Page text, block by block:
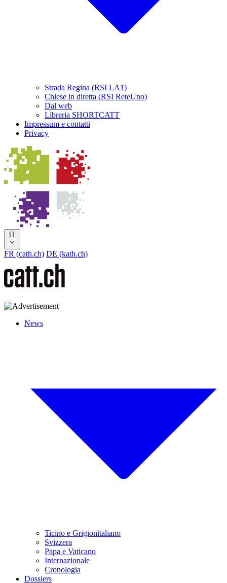
Strada Regina (RSI LA1)
Chiese in diretta (RSI ReteUno)
Dal web
Libreria SHORTCATT
Impressum e contatti
Privacy
IT
FR (cath.ch) DE (kath.ch)
News
Ticino e Grigionitaliano
Svizzera
Papa e Vaticano
Internazionale
Cronologia
Dossiers